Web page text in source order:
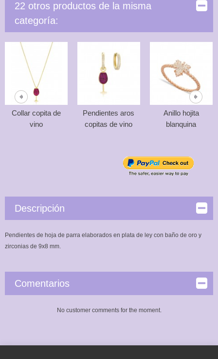
22 otros productos de la misma
categoría:
Collar copita de
vino
Pendientes aros
copitas de vino
Anillo hojita
blanquina
Descripción
Pendientes de hoja de parra elaborados en plata de ley con baño de oro y
zirconias de 9x8 mm.
Comentarios
No customer comments for the moment.